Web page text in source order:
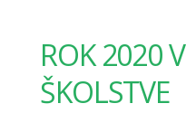
ROK 2020 V
ŠKOLSTVE